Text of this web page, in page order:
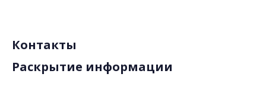
Контакты
Раскрытие информации